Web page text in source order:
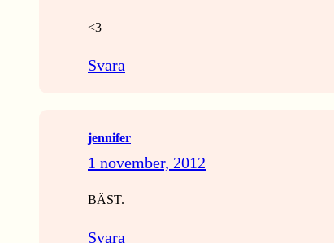
<3
Svara
jennifer
1 november, 2012
BÄST.
Svara